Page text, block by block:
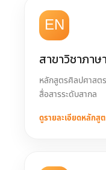
EN
สาขาวิชาภา
หลักสูตรศิลปศาสต
สื่อสารระดับสากล
ดูรายละเอียดหลักสู